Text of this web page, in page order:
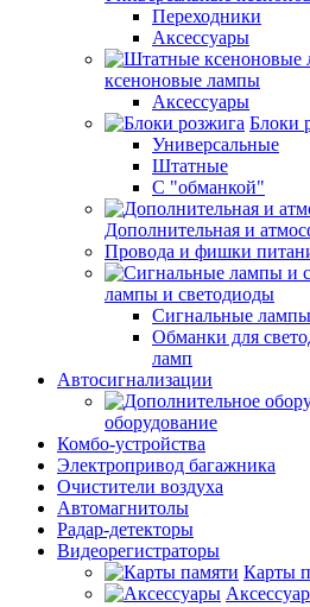
Переходники
Аксессуары
ксеноновые лампы
Аксессуары
Блоки
Универсальные
Штатные
С "обманкой"
Дополнительная и
Провода и фишки
лампы и светодиоды
Сигнальные лампы
Обманки для
ламп
Автосигнализации
оборудование
Комбо-устройства
Электропривод багажника
Очистители воздуха
Автомагнитолы
Радар-детекторы
Видеорегистраторы
Карты